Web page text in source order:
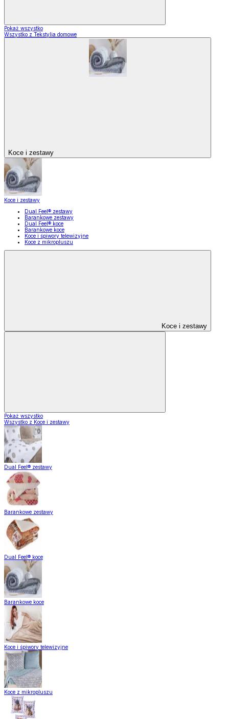
Pokaż wszystko
Wszystko z Tekstylia domowe
Koce i zestawy
Koce i zestawy
Dual Feel® zestawy
Barankowe zestawy
Dual Feel® koce
Barankowe koce
Koce i śpiwory telewizyjne
Koce z mikropluszu
Koce i zestawy
Pokaż wszystko
Wszystko z Koce i zestawy
Dual Feel® zestawy
Barankowe zestawy
Dual Feel® koce
Barankowe koce
Koce i śpiwory telewizyjne
Koce z mikropluszu